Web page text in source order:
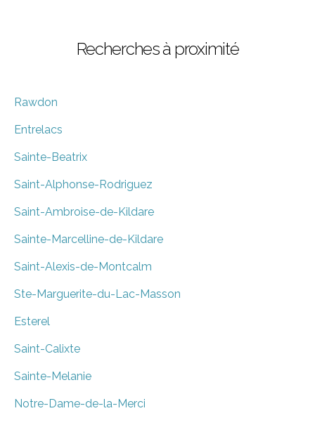
Recherches à proximité
Rawdon
Entrelacs
Sainte-Beatrix
Saint-Alphonse-Rodriguez
Saint-Ambroise-de-Kildare
Sainte-Marcelline-de-Kildare
Saint-Alexis-de-Montcalm
Ste-Marguerite-du-Lac-Masson
Esterel
Saint-Calixte
Sainte-Melanie
Notre-Dame-de-la-Merci